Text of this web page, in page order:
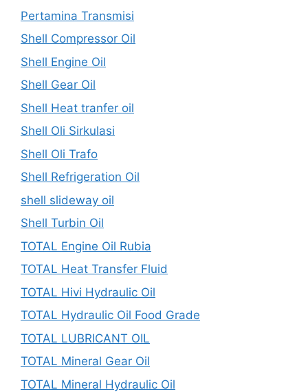
Pertamina Transmisi
Shell Compressor Oil
Shell Engine Oil
Shell Gear Oil
Shell Heat tranfer oil
Shell Oli Sirkulasi
Shell Oli Trafo
Shell Refrigeration Oil
shell slideway oil
Shell Turbin Oil
TOTAL Engine Oil Rubia
TOTAL Heat Transfer Fluid
TOTAL Hivi Hydraulic Oil
TOTAL Hydraulic Oil Food Grade
TOTAL LUBRICANT OIL
TOTAL Mineral Gear Oil
TOTAL Mineral Hydraulic Oil